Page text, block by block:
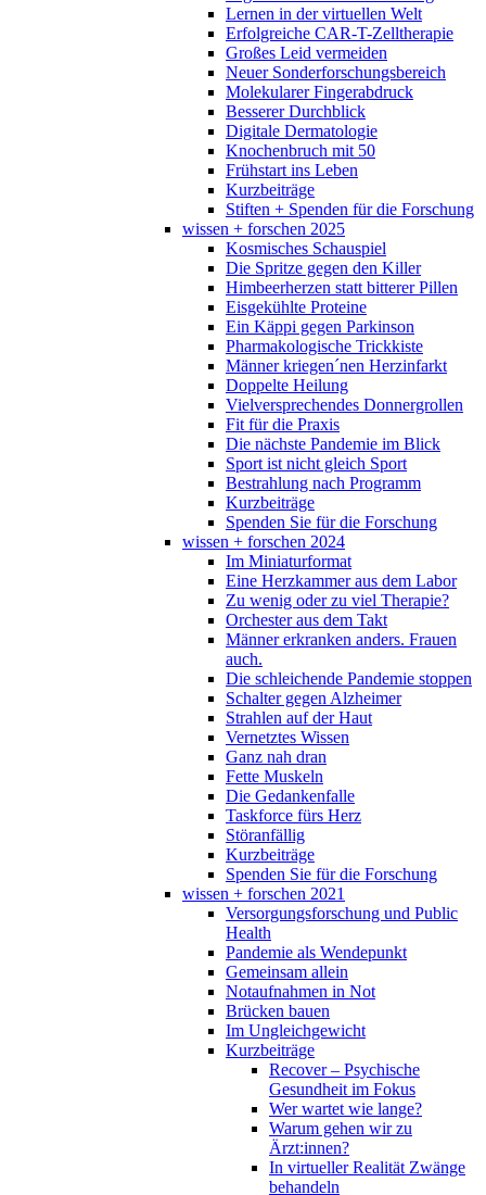
Lernen in der virtuellen Welt
Erfolgreiche CAR-T-Zelltherapie
Großes Leid vermeiden
Neuer Sonderforschungsbereich
Molekularer Fingerabdruck
Besserer Durchblick
Digitale Dermatologie
Knochenbruch mit 50
Frühstart ins Leben
Kurzbeiträge
Stiften + Spenden für die Forschung
wissen + forschen 2025
Kosmisches Schauspiel
Die Spritze gegen den Killer
Himbeerherzen statt bitterer Pillen
Eisgekühlte Proteine
Ein Käppi gegen Parkinson
Pharmakologische Trickkiste
Männer kriegen´nen Herzinfarkt
Doppelte Heilung
Vielversprechendes Donnergrollen
Fit für die Praxis
Die nächste Pandemie im Blick
Sport ist nicht gleich Sport
Bestrahlung nach Programm
Kurzbeiträge
Spenden Sie für die Forschung
wissen + forschen 2024
Im Miniaturformat
Eine Herzkammer aus dem Labor
Zu wenig oder zu viel Therapie?
Orchester aus dem Takt
Männer erkranken anders. Frauen
auch.
Die schleichende Pandemie stoppen
Schalter gegen Alzheimer
Strahlen auf der Haut
Vernetztes Wissen
Ganz nah dran
Fette Muskeln
Die Gedankenfalle
Taskforce fürs Herz
Störanfällig
Kurzbeiträge
Spenden Sie für die Forschung
wissen + forschen 2021
Versorgungsforschung und Public
Health
Pandemie als Wendepunkt
Gemeinsam allein
Notaufnahmen in Not
Brücken bauen
Im Ungleichgewicht
Kurzbeiträge
Recover – Psychische
Gesundheit im Fokus
Wer wartet wie lange?
Warum gehen wir zu
Ärzt:innen?
In virtueller Realität Zwänge
behandeln